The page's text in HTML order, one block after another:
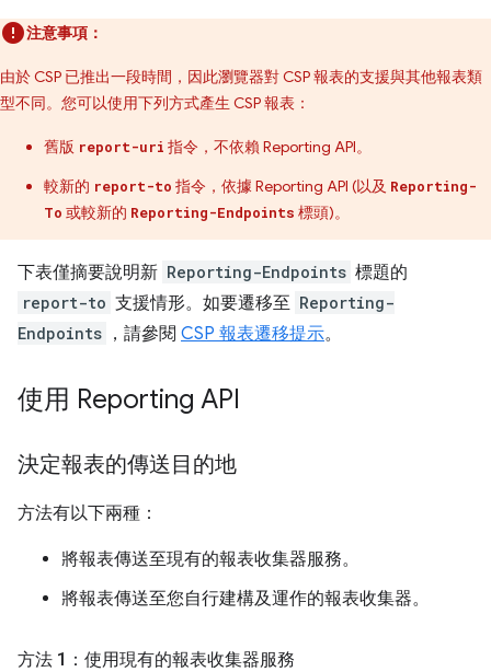
注意事項：
由於 CSP 已推出一段時間，因此瀏覽器對 CSP 報表的支援與其他報表類
型不同。您可以使用下列方式產生 CSP 報表：
舊版 report-uri 指令，不依賴 Reporting API。
較新的 report-to 指令，依據 Reporting API (以及 Reporting-
To 或較新的 Reporting-Endpoints 標頭)。
下表僅摘要說明新 Reporting-Endpoints 標題的
report-to 支援情形。如要遷移至 Reporting-
Endpoints ，請參閱 CSP 報表遷移提示。
使用 Reporting API
決定報表的傳送目的地
方法有以下兩種：
將報表傳送至現有的報表收集器服務。
將報表傳送至您自行建構及運作的報表收集器。
方法 1：使用現有的報表收集器服務